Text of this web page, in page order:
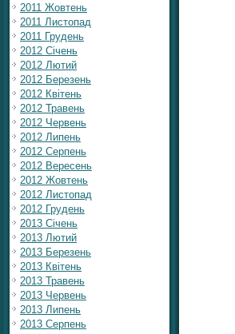
2011 Жовтень
2011 Листопад
2011 Грудень
2012 Січень
2012 Лютий
2012 Березень
2012 Квітень
2012 Травень
2012 Червень
2012 Липень
2012 Серпень
2012 Вересень
2012 Жовтень
2012 Листопад
2012 Грудень
2013 Січень
2013 Лютий
2013 Березень
2013 Квітень
2013 Травень
2013 Червень
2013 Липень
2013 Серпень